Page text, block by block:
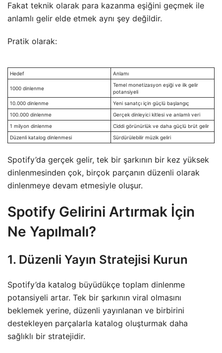
Fakat teknik olarak para kazanma eşiğini geçmek ile
anlamlı gelir elde etmek aynı şey değildir.
Pratik olarak:
Hedef Anlamı
1000 dinlenme
Temel monetizasyon eşiği ve ilk gelir
potansiyeli
10.000 dinlenme
Yeni sanatçı için güçlü başlangıç
100.000 dinlenme
Gerçek dinleyici kitlesi ve anlamlı veri
1 milyon dinlenme
Ciddi görünürlük ve daha güçlü brüt gelir
Düzenli katalog dinlenmesi
Sürdürülebilir müzik geliri
Spotify’da gerçek gelir, tek bir şarkının bir kez yüksek
dinlenmesinden çok, birçok parçanın düzenli olarak
dinlenmeye devam etmesiyle oluşur.
Spotify Gelirini Artırmak İçin
Ne Yapılmalı?
1. Düzenli Yayın Stratejisi Kurun
Spotify’da katalog büyüdükçe toplam dinlenme
potansiyeli artar. Tek bir şarkının viral olmasını
beklemek yerine, düzenli yayınlanan ve birbirini
destekleyen parçalarla katalog oluşturmak daha
sağlıklı bir stratejidir.